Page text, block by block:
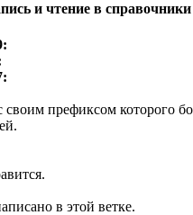
и чтение в
своим префиксом которого
в этой ветке.